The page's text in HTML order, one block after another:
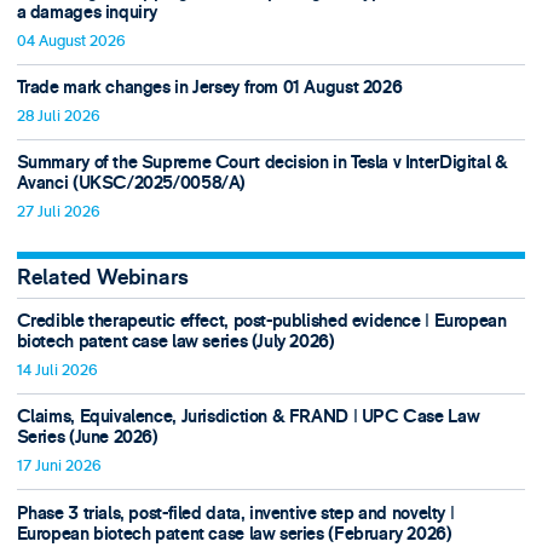
a damages inquiry
04 August 2026
Trade mark changes in Jersey from 01 August 2026
28 Juli 2026
Summary of the Supreme Court decision in Tesla v InterDigital &
Avanci (UKSC/2025/0058/A)
27 Juli 2026
Related Webinars
Credible therapeutic effect, post-published evidence ǀ European
biotech patent case law series (July 2026)
14 Juli 2026
Claims, Equivalence, Jurisdiction & FRAND ǀ UPC Case Law
Series (June 2026)
17 Juni 2026
Phase 3 trials, post-filed data, inventive step and novelty ǀ
European biotech patent case law series (February 2026)